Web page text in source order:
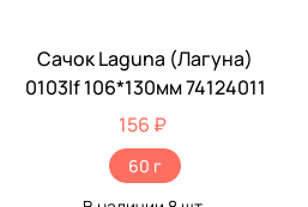
Сачок Laguna (Лагуна)
0103lf 106*130мм 74124011
156 ₽
60 г